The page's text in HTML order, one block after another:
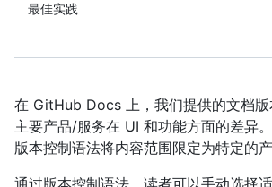
最佳实践
在 GitHub Docs 上，我们提供的文档
主要产品/服务在 UI 和功能方面的差异
版本控制语法将内容范围限定为特定的产
通过版本控制语法，读者可以手动选择